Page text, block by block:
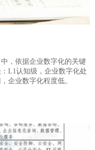
，依据企业数字化的关键
L1认知级，企业数字化处
企业数字化程度低。